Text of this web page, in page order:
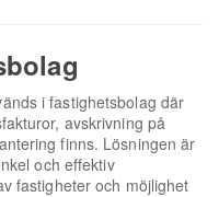
i fastighetsbolag där
avskrivning på
finns. Lösningen är
och effektiv
fastigheter och möjlighet